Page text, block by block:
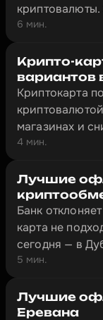
сервисы
получить
Тбилиси можно
6 мин.
Крипто-
вариантов
Криптокарта
магазинах и
банкоматах —
Обзор четырёх
реально
Bybit Card,
Volet.
4 мин.
Лучшие
Банк
карта не
сегодня — в
лишней
физическими
наличные
5 мин.
Лучшие
Еревана